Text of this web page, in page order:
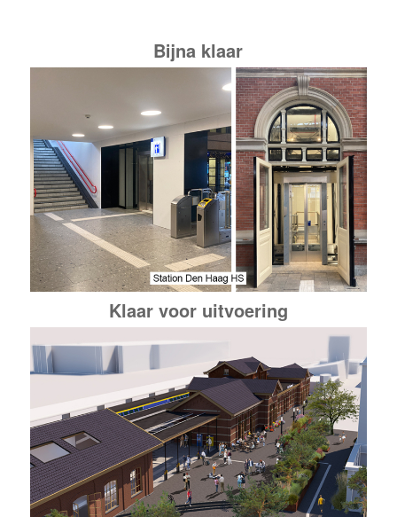
Bijna klaar
Klaar voor uitvoering